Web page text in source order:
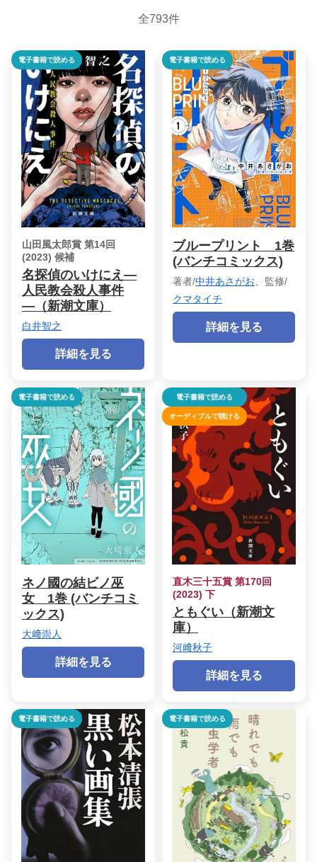
全793件
電子書籍で読める
山田風太郎賞 第14回
(2023) 候補
名探偵のいけにえ―
人民教会殺人事件
―（新潮文庫）
白井智之
詳細を見る
電子書籍で読める
ブループリント 1巻
(バンチコミックス)
著者/中井あさがお 、監修/
クマタイチ
詳細を見る
電子書籍で読める
ネノ國の結ビノ巫
女 1巻 (バンチコミ
ックス)
大﨑崇人
詳細を見る
電子書籍で読める
オーディブルで聴ける
直木三十五賞 第170回
(2023) 下
ともぐい（新潮文
庫）
河﨑秋子
詳細を見る
電子書籍で読める 電子書籍で読める